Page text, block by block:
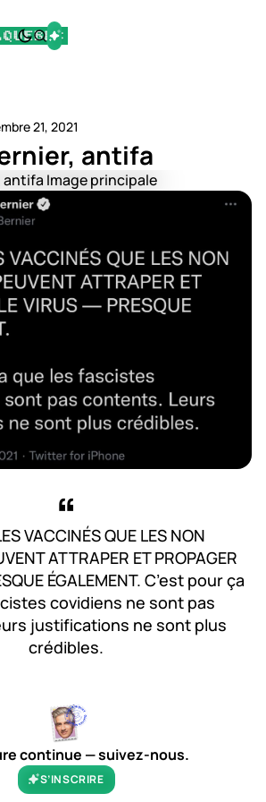
21, 2021
antifa
VACCINÉS QUE LES NON
ATTRAPER ET PROPAGER
ÉGALEMENT. C’est pour ça
covidiens ne sont pas
justifications ne sont plus
crédibles.
continue — suivez-nous.
S’INSCRIRE